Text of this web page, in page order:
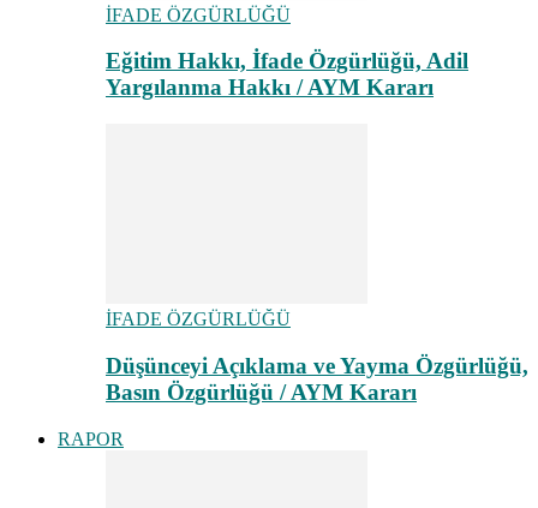
İFADE ÖZGÜRLÜĞÜ
Eğitim Hakkı, İfade Özgürlüğü, Adil
Yargılanma Hakkı / AYM Kararı
İFADE ÖZGÜRLÜĞÜ
Düşünceyi Açıklama ve Yayma Özgürlüğü,
Basın Özgürlüğü / AYM Kararı
RAPOR